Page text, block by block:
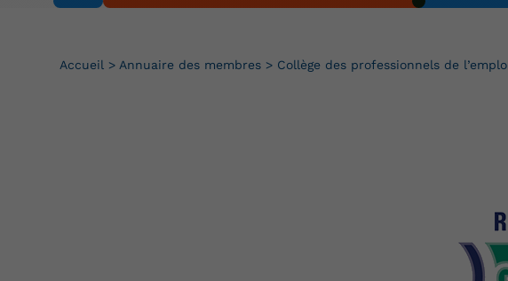
Accueil > Annuaire des membres > Collège des professionnels de